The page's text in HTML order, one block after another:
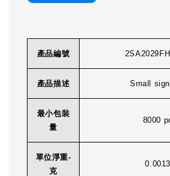
產品編號
產品描述 Small
最小包裝
量
8000
單位淨重-
克